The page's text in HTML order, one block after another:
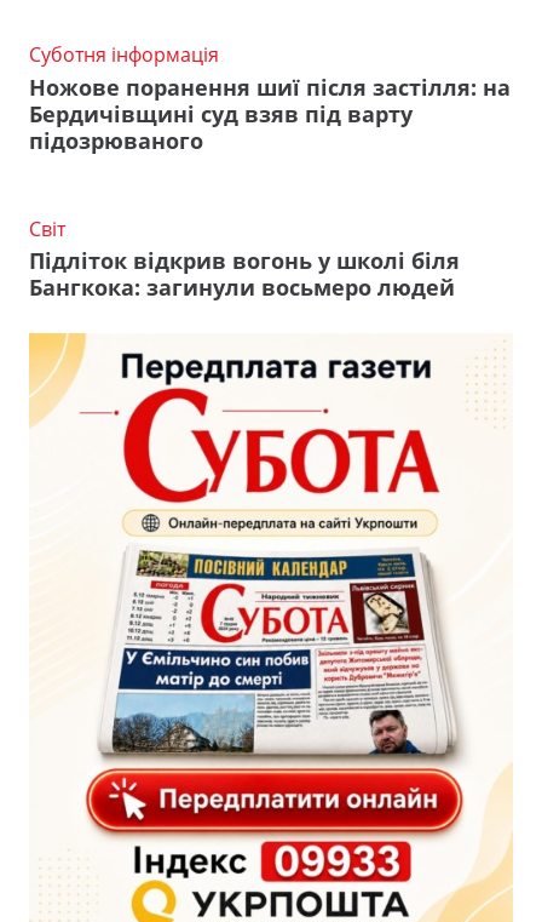
Суботня інформація
Ножове поранення шиї після застілля: на
Бердичівщині суд взяв під варту
підозрюваного
Світ
Підліток відкрив вогонь у школі біля
Бангкока: загинули восьмеро людей